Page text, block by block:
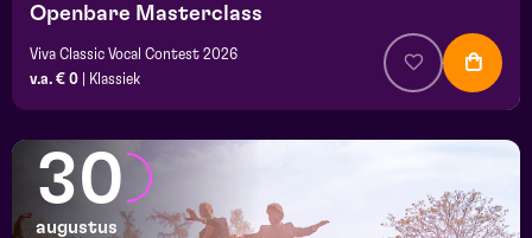
Openbare Masterclass
Viva Classic Vocal Contest 2026
v.a. € 0
Klassiek
30
augustus